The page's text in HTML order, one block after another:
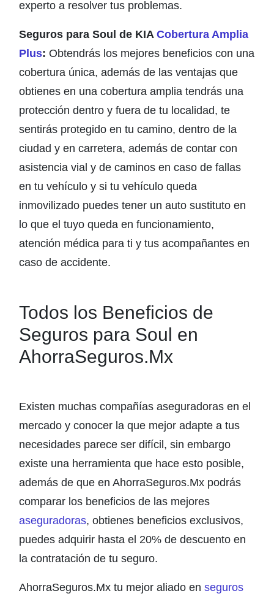
experto a resolver tus problemas.
Seguros para Soul de KIA Cobertura Amplia
Plus: Obtendrás los mejores beneficios con una
cobertura única, además de las ventajas que
obtienes en una cobertura amplia tendrás una
protección dentro y fuera de tu localidad, te
sentirás protegido en tu camino, dentro de la
ciudad y en carretera, además de contar con
asistencia vial y de caminos en caso de fallas
en tu vehículo y si tu vehículo queda
inmovilizado puedes tener un auto sustituto en
lo que el tuyo queda en funcionamiento,
atención médica para ti y tus acompañantes en
caso de accidente.
Todos los Beneficios de
Seguros para Soul en
AhorraSeguros.Mx
Existen muchas compañías aseguradoras en el
mercado y conocer la que mejor adapte a tus
necesidades parece ser difícil, sin embargo
existe una herramienta que hace esto posible,
además de que en AhorraSeguros.Mx podrás
comparar los beneficios de las mejores
aseguradoras, obtienes beneficios exclusivos,
puedes adquirir hasta el 20% de descuento en
la contratación de tu seguro.
AhorraSeguros.Mx tu mejor aliado en seguros